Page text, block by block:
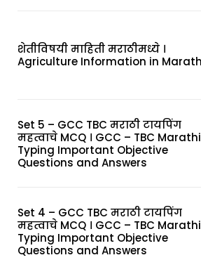
शेतीविषयी माहिती मराठीमध्ये ।
Agriculture Information in
Set 5 – GCC TBC मराठी टायपिंग
महत्वाचे MCQ । GCC – TBC Marathi
Typing Important Objective
Questions and Answers
Set 4 – GCC TBC मराठी टायपिंग
महत्वाचे MCQ । GCC – TBC Marathi
Typing Important Objective
Questions and Answers